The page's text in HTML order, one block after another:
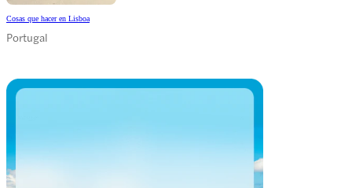
Cosas que hacer en Lisboa
Portugal